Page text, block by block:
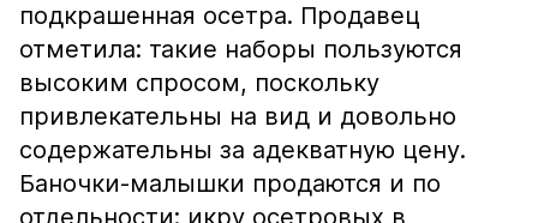
подкрашенная осетра. Продавец
отметила: такие наборы пользуются
высоким спросом, поскольку
привлекательны на вид и довольно
содержательны за адекватную цену.
Баночки-малышки продаются и по
отдельности: икру осетровых в